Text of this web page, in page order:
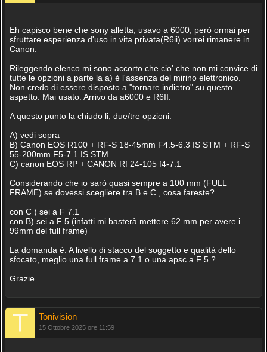
Eh capisco bene che sony alletta, usavo a 6000, però ormai per
sfruttare esperienza d'uso in vita privata(R6ii) vorrei rimanere in
Canon.
Rileggendo elenco mi sono accorto che cio' che non mi convice di
tutte le opzioni a parte la a) è l'assenza del mirino elettronico.
Non credo di essere disposto a "tornare indietro" su questo
aspetto. Mai usato. Arrivo da a6000 e R6II.
A questo punto la chiudo li, due/tre opzioni:
A) vedi sopra
B) Canon EOS R100 + RF-S 18-45mm F4.5-6.3 IS STM + RF-S
55-200mm F5-7.1 IS STM
C) canon EOS RP + CANON Rf 24-105 f4-7.1
Considerando che io sarò quasi sempre a 100 mm (FULL
FRAME) se dovessi scegliere tra B e C , cosa fareste?
con C ) sei a F 7.1
con B) sei a F 5 (infatti mi basterà mettere 62 mm per avere i
99mm del full frame)
La domanda è: A livello di stacco del soggetto e qualità dello
sfocato, meglio una full frame a 7.1 o una apsc a F 5 ?
Grazie
Tonivision
15 Ottobre 2025 ore 11:59